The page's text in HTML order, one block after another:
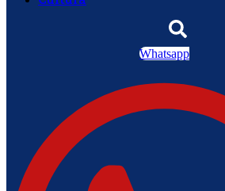
Whatsapp